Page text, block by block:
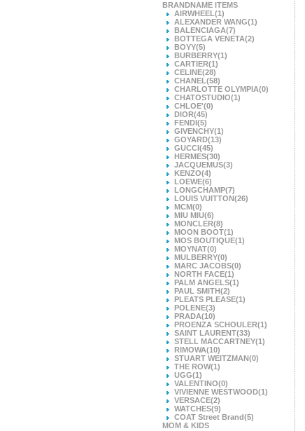
BRANDNAME ITEMS
AIRWHEEL (1)
ALEXANDER WANG(1)
BALENCIAGA(7)
BOTTEGA VENETA(2)
BOYY(5)
BURBERRY(1)
CARTIER(1)
CELINE(28)
CHANEL (58)
CHARLOTTE OLYMPIA(0)
CHATOSTUDIO(1)
CHLOE'(0)
DIOR(45)
FENDI(5)
GIVENCHY(1)
GOYARD(13)
GUCCI(45)
HERMES(30)
JACQUEMUS(3)
KENZO(4)
LOEWE(6)
LONGCHAMP(7)
LOUIS VUITTON(26)
MCM(0)
MIU MIU(6)
MONCLER(8)
MOON BOOT(1)
MOS BOUTIQUE(1)
MOYNAT(0)
MULBERRY(0)
MARC JACOBS(0)
NORTH FACE(1)
PALM ANGELS(1)
PAUL SMITH(2)
PLEATS PLEASE(1)
POLENE(3)
PRADA(10)
PROENZA SCHOULER(1)
SAINT LAURENT(33)
STELL MACCARTNEY(1)
RIMOWA(10)
STUART WEITZMAN(0)
THE ROW(1)
UGG(1)
VALENTINO(0)
VIVIENNE WESTWOOD(1)
VERSACE(2)
WATCHES(9)
COAT Street Brand(5)
MOM & KIDS